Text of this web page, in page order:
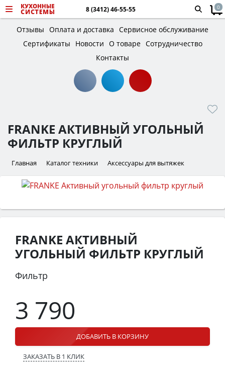
8 (3412) 46-55-55 0
Отзывы Оплата и доставка Сервисное обслуживание
Сертификаты
Новости О товаре Сотрудничество
Контакты
FRANKE АКТИВНЫЙ УГОЛЬНЫЙ
ФИЛЬТР КРУГЛЫЙ
Главная Каталог техники Аксессуары для вытяжек
FRANKE АКТИВНЫЙ
УГОЛЬНЫЙ ФИЛЬТР КРУГЛЫЙ
Фильтр
3 790
ДОБАВИТЬ В КОРЗИНУ
ЗАКАЗАТЬ В 1 КЛИК